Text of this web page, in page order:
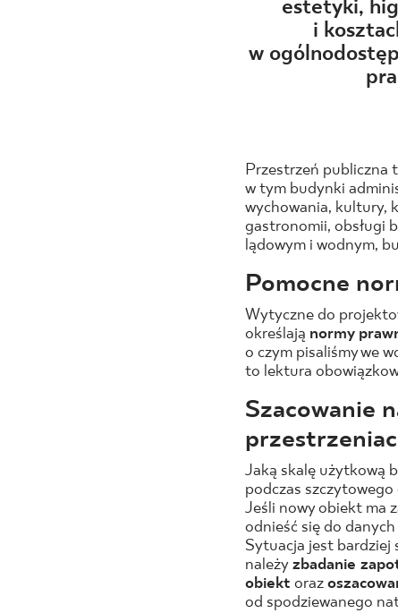
DE UK RU
estetyki,
i
w
Przestrzeń publiczna
w tym budynki
wychowania, kultury,
gastronomii, obsługi
lądowym i wodnym,
Pomocne
Wytyczne do
określają normy
o czym pisaliśmy we
to lektura
Szacowanie
Jaką skalę użytkową
podczas
Jeśli nowy obiekt ma
odnieść się do
Sytuacja jest bardziej
należyzbadanie
obiekt oraz
od spodziewanego